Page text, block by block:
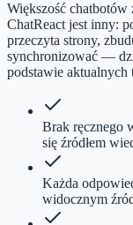
Większość
ChatReact jest inny:
przeczyta strony,
synchronizować —
podstawie aktualnych
Brak ręcznego
się źródłem
Każda
widocznym